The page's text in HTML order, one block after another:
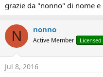
grazie da "nonno" di nome
N nonno
Active Member
Jul 8, 2016